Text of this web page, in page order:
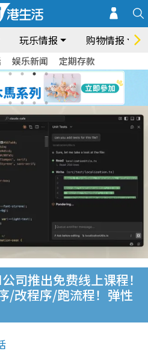
玩乐情报 购物情报
娱乐新闻 定期存款
司推出免费线上课程！
/改程序/跑流程！弹性